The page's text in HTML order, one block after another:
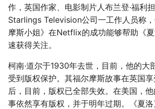
作，英国作家、电影制片人布兰登·福利担
Starlings Television公司一工作人员称
摩斯小姐》在Netflix的成功能够帮助《
速获得关注。
柯南·道尔于1930年去世，目前，他的大
受到版权保护。其福尔摩斯故事在英国
后，目前，版权已全部失效。在美国，
事依然享有版权，并于明年过期。《夏